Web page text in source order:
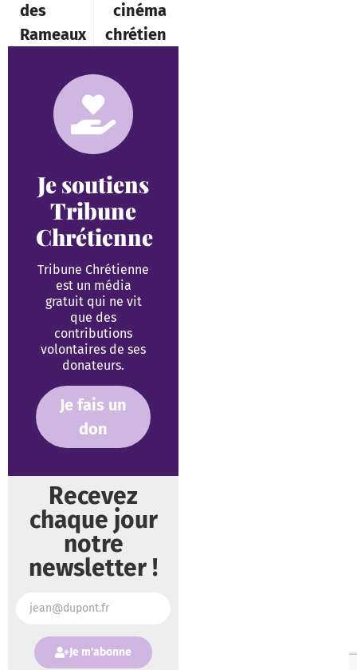
des
Rameaux
cinéma
chrétien
Je soutiens
Tribune
Chrétienne
Tribune Chrétienne
est un média
gratuit qui ne vit
que des
contributions
volontaires de ses
donateurs.
Je fais un
don
Recevez
chaque jour
notre
newsletter !
Je m'abonne